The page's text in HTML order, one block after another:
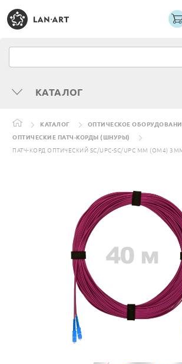
КАТАЛОГ
КАТАЛОГ
ОПТИЧЕСКОЕ
ОПТИЧЕСКИЕ ПАТЧ-КОРДЫ (ШНУРЫ)
ПАТЧ-КОРД ОПТИЧЕСКИЙ SC/UPC-SC/UPC MM (OM4)